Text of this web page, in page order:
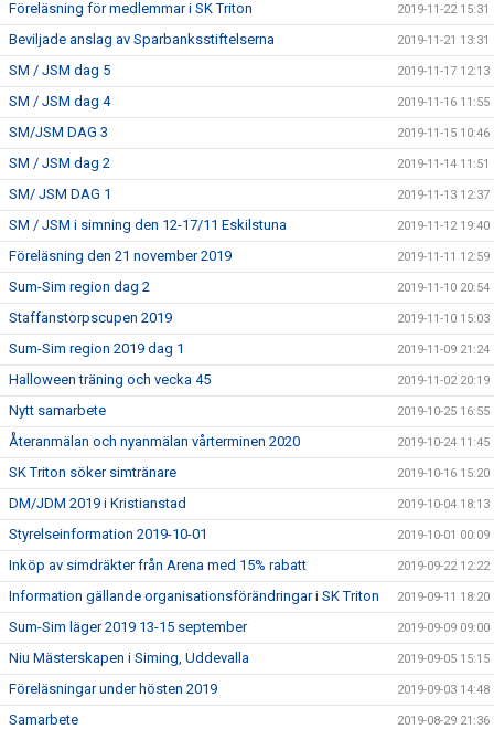
Föreläsning för medlemmar i SK Triton 2019-11-22 15:31
Beviljade anslag av Sparbanksstiftelserna 2019-11-21 13:31
SM / JSM dag 5 2019-11-17 12:13
SM / JSM dag 4 2019-11-16 11:55
SM/JSM DAG 3 2019-11-15 10:46
SM / JSM dag 2 2019-11-14 11:51
SM/ JSM DAG 1 2019-11-13 12:37
SM / JSM i simning den 12-17/11 Eskilstuna 2019-11-12 19:40
Föreläsning den 21 november 2019 2019-11-11 12:59
Sum-Sim region dag 2 2019-11-10 20:54
Staffanstorpscupen 2019 2019-11-10 15:03
Sum-Sim region 2019 dag 1 2019-11-09 21:24
Halloween träning och vecka 45 2019-11-02 20:19
Nytt samarbete 2019-10-25 16:55
Återanmälan och nyanmälan vårterminen 2020 2019-10-24 11:45
SK Triton söker simtränare 2019-10-16 15:20
DM/JDM 2019 i Kristianstad 2019-10-04 18:13
Styrelseinformation 2019-10-01 2019-10-01 00:09
Inköp av simdräkter från Arena med 15% rabatt 2019-09-22 12:22
Information gällande organisationsförändringar i SK Triton 2019-09-11 18:20
Sum-Sim läger 2019 13-15 september 2019-09-09 09:00
Niu Mästerskapen i Siming, Uddevalla 2019-09-05 15:15
Föreläsningar under hösten 2019 2019-09-03 14:48
Samarbete 2019-08-29 21:36